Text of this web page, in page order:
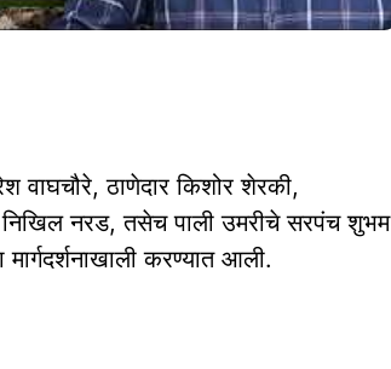
वाघचौरे, ठाणेदार किशोर शेरकी,
निखिल नरड, तसेच पाली उमरीचे सरपंच शुभम
करण्यात आली.